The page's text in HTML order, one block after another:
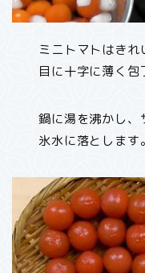
ミニトマトはき
目に十字に薄く包
鍋に湯を沸かし、
氷水に落とします。